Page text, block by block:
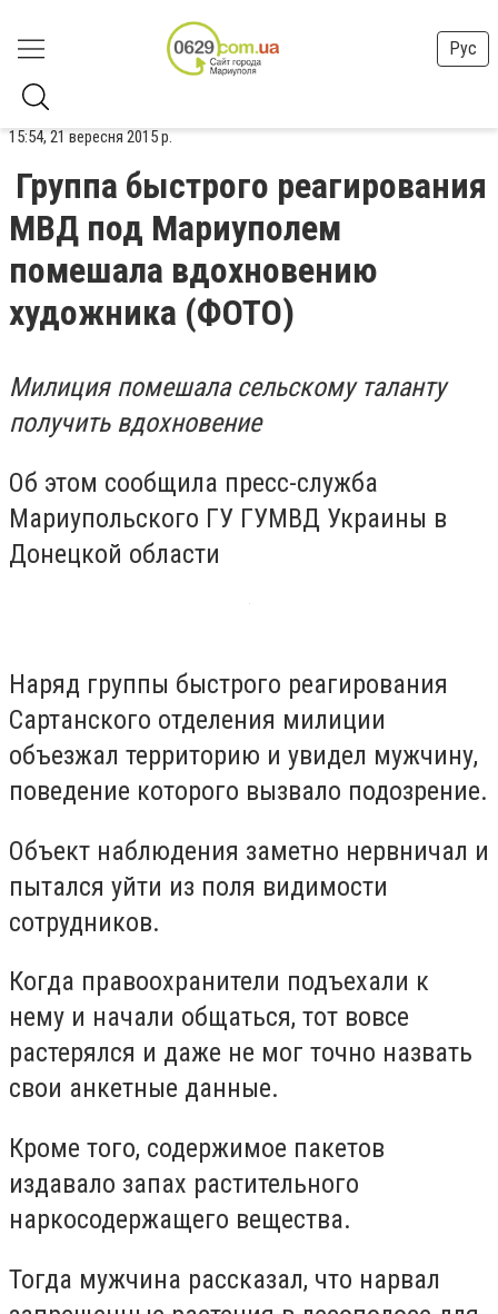
Рус
15:54, 21 вересня 2015 р.
Группа быстрого реагирования
МВД под Мариуполем
помешала вдохновению
художника (ФОТО)
Милиция помешала сельскому таланту
получить вдохновение
Об этом сообщила пресс-служба
Мариупольского ГУ ГУМВД Украины в
Донецкой области
Наряд группы быстрого реагирования
Сартанского отделения милиции
объезжал территорию и увидел мужчину,
поведение которого вызвало подозрение.
Объект наблюдения заметно нервничал и
пытался уйти из поля видимости
сотрудников.
Когда правоохранители подъехали к
нему и начали общаться, тот вовсе
растерялся и даже не мог точно назвать
свои анкетные данные.
Кроме того, содержимое пакетов
издавало запах растительного
наркосодержащего вещества.
Тогда мужчина рассказал, что нарвал